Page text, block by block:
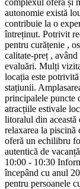
autonomie există
contribuie la o
întreținut. Potrivit
pentru curățenie ,
calitate-preț ,
evaluări. Mulți
locația este
stațiunii.
principalele puncte
atracțiile estivale
litoralul din această
relaxarea la
oferă un echilibru
autentică de
10:00 - 10:30
începând cu anul
pentru persoanele